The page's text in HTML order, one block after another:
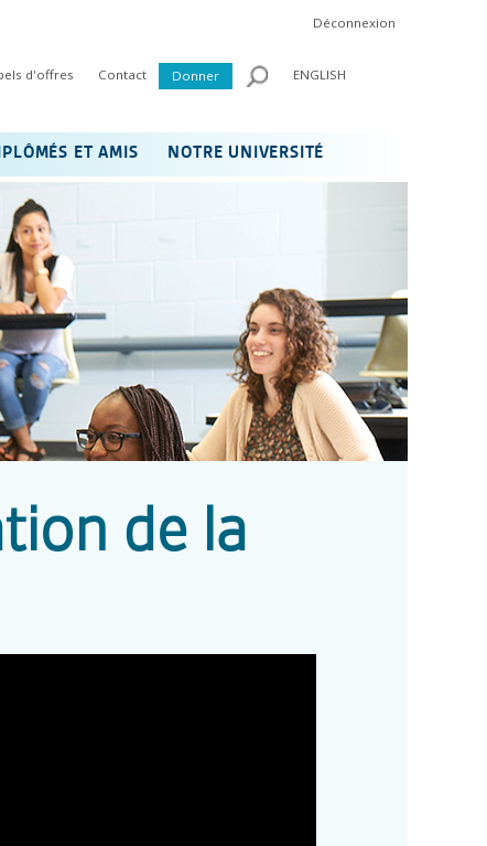
Déconnexion
d'offres Contact Donner ENGLISH
ET AMIS NOTRE UNIVERSITÉ
de la